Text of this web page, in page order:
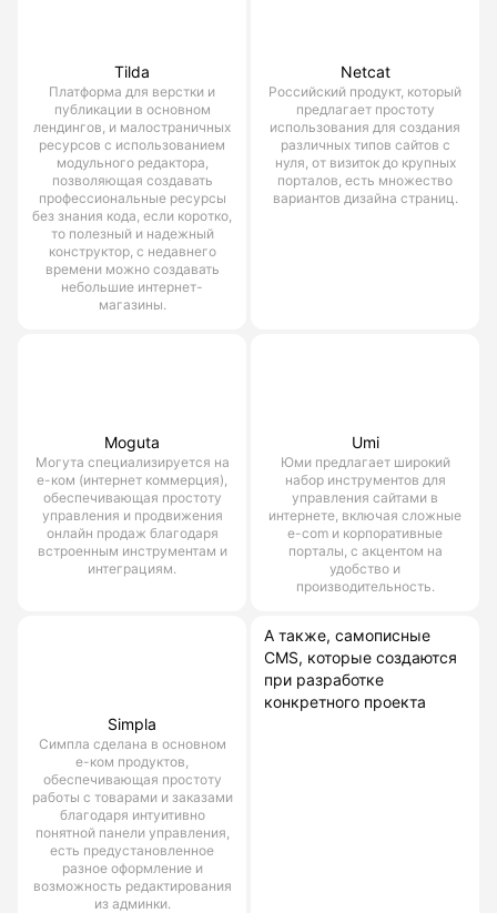
Tilda
Платформа для верстки и
публикации в основном
лендингов, и малостраничных
ресурсов с использованием
модульного редактора,
позволяющая создавать
профессиональные ресурсы
без знания кода, если коротко,
то полезный и надежный
конструктор, с недавнего
времени можно создавать
небольшие интернет-
магазины.
Netcat
Российский продукт, который
предлагает простоту
использования для создания
различных типов сайтов с
нуля, от визиток до крупных
порталов, есть множество
вариантов дизайна страниц.
Moguta
Могута специализируется на
е-ком (интернет коммерция),
обеспечивающая простоту
управления и продвижения
онлайн продаж благодаря
встроенным инструментам и
интеграциям.
Umi
Юми предлагает широкий
набор инструментов для
управления сайтами в
интернете, включая сложные
e-com и корпоративные
порталы, с акцентом на
удобство и
производительность.
Simpla
Симпла сделана в основном
е-ком продуктов,
обеспечивающая простоту
работы с товарами и заказами
благодаря интуитивно
понятной панели управления,
есть предустановленное
разное оформление и
возможность редактирования
из админки.
А также, самописные
CMS, которые создаются
при разработке
конкретного проекта